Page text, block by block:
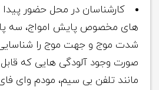
کارشناسان در محل حضور پیدا
های مخصوص پایش امواج، سه
شدت موج و جهت موج را
صورت وجود آلودگی هایی که
مانند تلفن بی سیم، مودم وای